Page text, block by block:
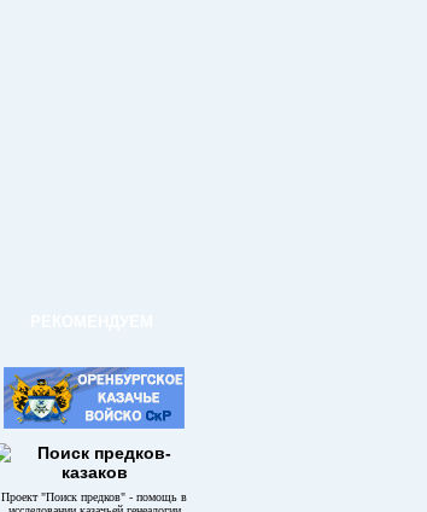
Проект "Поиск предков" - помощь в